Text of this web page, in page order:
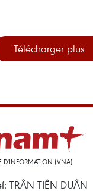
Télécharger plus
D'INFORMATION (VNA)
TRÂN TIÊN DUÂN